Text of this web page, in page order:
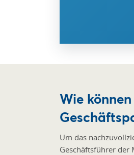
Wie
Um das
Geschäftsführer der